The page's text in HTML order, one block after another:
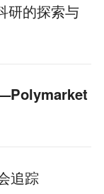
研的探索与
追踪